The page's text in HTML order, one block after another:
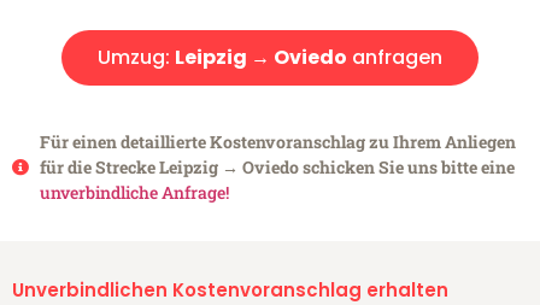
Umzug: Leipzig → Oviedo anfragen
Für einen detaillierte Kostenvoranschlag zu Ihrem Anliegen
für die Strecke Leipzig → Oviedo schicken Sie uns bitte eine
unverbindliche Anfrage!
Unverbindlichen Kostenvoranschlag erhalten